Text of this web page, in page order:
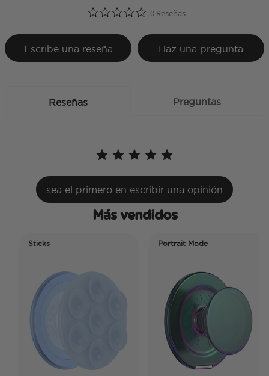
0.0 star rating
0 Reseñas
Escribe una reseña Haz una pregunta
Reseñas Preguntas
sea el primero en escribir una opinión
Más vendidos
Sticks Portrait Mode